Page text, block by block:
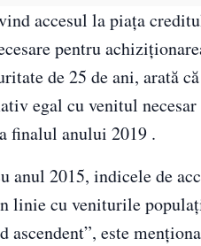
accesul la piaţa
pentru
de 25 de ani, arată
egal cu venitul
finalul anului 2019 .
anul 2015, indicele de
linie cu veniturile
ascendent”, este